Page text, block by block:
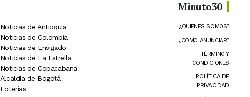
Noticias de Antioquia
Noticias de Colombia
Noticias de Envigado
Noticias de La Estrella
Noticias de Copacabana
Alcaldía de Bogotá
Loterías
Minuto30
¿QUIÉNES SOMOS?
¿CÓMO ANUNCIAR?
TÉRMINO Y
CONDICIONES
POLÍTICA DE
PRIVACIDAD